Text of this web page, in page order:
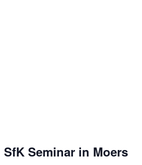
SfK Seminar in Moers